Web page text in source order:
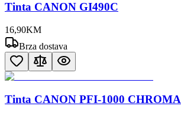
Tinta CANON GI490C
16,90KM
Brza dostava
Tinta CANON PFI-1000 CHROMA